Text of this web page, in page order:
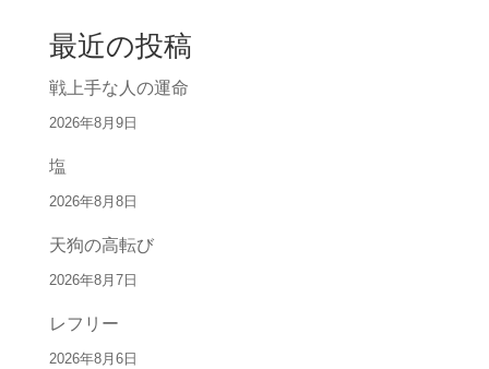
最近の投稿
戦上手な人の運命
2026年8月9日
塩
2026年8月8日
天狗の高転び
2026年8月7日
レフリー
2026年8月6日